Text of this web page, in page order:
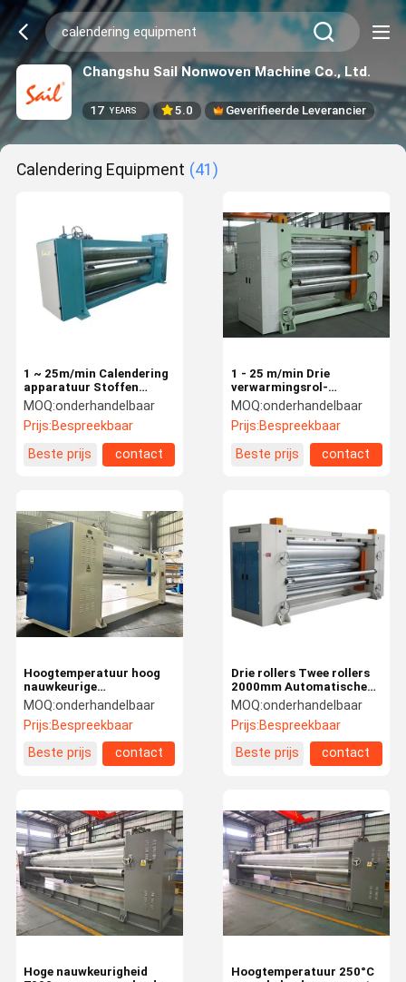
Changshu Sail Nonwoven Machine Co., Ltd.
17 YEARS 5.0 Geverifieerde Leverancier
Calendering Equipment (41)
1 ~ 25m/min Calendering
apparatuur Stoffen
strijkijzer
MOQ:onderhandelbaar
Prijs:Bespreekbaar
Beste prijs
contact
1 - 25 m/min Drie
verwarmingsrol-
kalenderrolmachine Niet-
geweven elektrode-
kalendermachine
MOQ:onderhandelbaar
Prijs:Bespreekbaar
Beste prijs
contact
Hoogtemperatuur hoog
nauwkeurige
kalendermachine textiel
niet-geweven 3 rollen
kalendermachine
MOQ:onderhandelbaar
Prijs:Bespreekbaar
Beste prijs
contact
Drie rollers Twee rollers
2000mm Automatische
kalendermachine voor
textiel
MOQ:onderhandelbaar
Prijs:Bespreekbaar
Beste prijs
contact
Hoge nauwkeurigheid
Hoogtemperatuur 250°C